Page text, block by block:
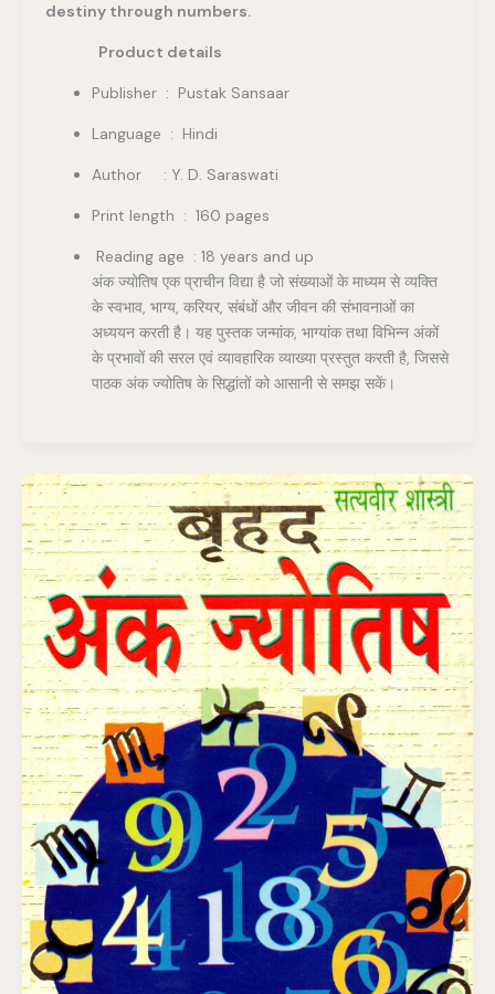
destiny through numbers.
Product details
Publisher ‏ : ‎ Pustak Sansaar
Language : Hindi
Author : Y. D. Saraswati
Print length : 160 pages
Reading age : 18 years and up
अंक ज्योतिष एक प्राचीन विद्या है जो संख्याओं के माध्यम से व्यक्ति
के स्वभाव, भाग्य, करियर, संबंधों और जीवन की संभावनाओं का
अध्ययन करती है। यह पुस्तक जन्मांक, भाग्यांक तथा विभिन्न अंकों
के प्रभावों की सरल एवं व्यावहारिक व्याख्या प्रस्तुत करती है, जिससे
पाठक अंक ज्योतिष के सिद्धांतों को आसानी से समझ सकें।